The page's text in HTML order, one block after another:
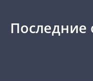
Последние